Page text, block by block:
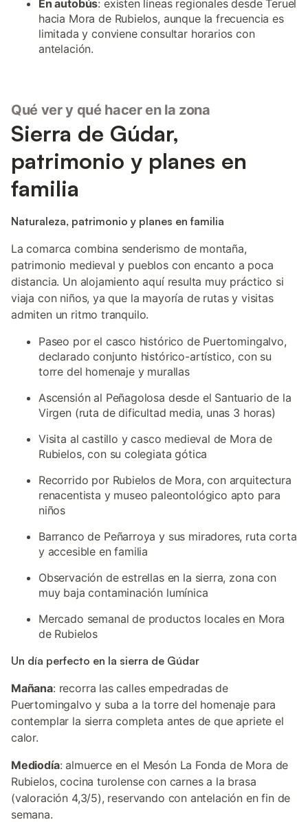
En autobús: existen líneas regionales desde Teruel
hacia Mora de Rubielos, aunque la frecuencia es
limitada y conviene consultar horarios con
antelación.
Qué ver y qué hacer en la zona
Sierra de Gúdar,
patrimonio y planes en
familia
Naturaleza, patrimonio y planes en familia
La comarca combina senderismo de montaña,
patrimonio medieval y pueblos con encanto a poca
distancia. Un alojamiento aquí resulta muy práctico si
viaja con niños, ya que la mayoría de rutas y visitas
admiten un ritmo tranquilo.
Paseo por el casco histórico de Puertomingalvo,
declarado conjunto histórico-artístico, con su
torre del homenaje y murallas
Ascensión al Peñagolosa desde el Santuario de la
Virgen (ruta de dificultad media, unas 3 horas)
Visita al castillo y casco medieval de Mora de
Rubielos, con su colegiata gótica
Recorrido por Rubielos de Mora, con arquitectura
renacentista y museo paleontológico apto para
niños
Barranco de Peñarroya y sus miradores, ruta corta
y accesible en familia
Observación de estrellas en la sierra, zona con
muy baja contaminación lumínica
Mercado semanal de productos locales en Mora
de Rubielos
Un día perfecto en la sierra de Gúdar
Mañana: recorra las calles empedradas de
Puertomingalvo y suba a la torre del homenaje para
contemplar la sierra completa antes de que apriete el
calor.
Mediodía: almuerce en el Mesón La Fonda de Mora de
Rubielos, cocina turolense con carnes a la brasa
(valoración 4,3/5), reservando con antelación en fin de
semana.